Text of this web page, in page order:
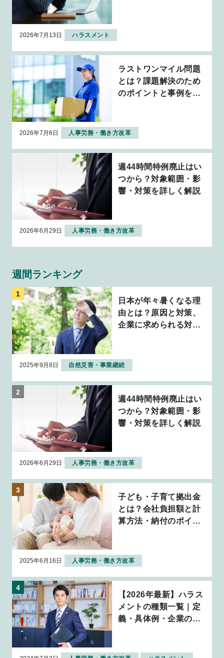
2026年7月13日 ハラスメント
ラストワンマイル問題
とは？課題解決のため
のポイントと事例を解
2026年7月6日 人事労務・働き方改革
週44時間特例廃止はい
つから？対象範囲・影
響・対策を詳しく解説
2026年6月29日 人事労務・働き方改革
週間ランキング
日本が年々暑くなる理
由とは？原因と対策、
企業に求められる対応
2025年9月8日 自然災害・事業継続
週44時間特例廃止はい
つから？対象範囲・影
響・対策を詳しく解説
2026年6月29日 人事労務・働き方改革
子ども・子育て拠出金
とは？会社負担額と計
算方法・納付のポイン
2025年6月16日 人事労務・働き方改革
【2026年最新】ハラス
メントの種類一覧｜定
義・具体例・企業の対